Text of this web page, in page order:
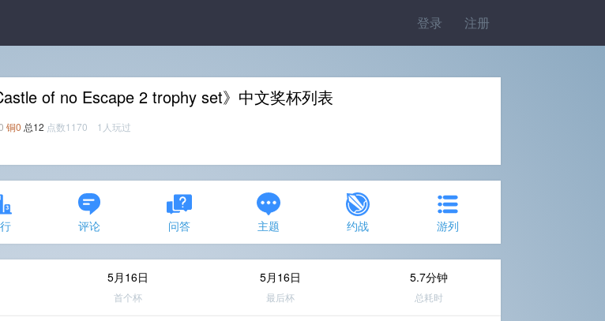
登录 注册
of no Escape 2 trophy set》中文奖杯列表
铜0 总12 点数1170 1人玩过
评论 问答 主题 约战 游列
5月16日
首个杯
5月16日
最后杯
5.7分钟
总耗时